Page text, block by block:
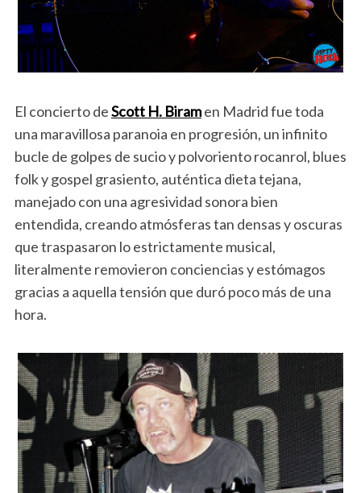
El concierto deScott H. Biramen Madrid fue toda
una maravillosa paranoia en progresión, un infinito
bucle de golpes de sucio y polvoriento rocanrol, blues
folk y gospel grasiento, auténtica dieta tejana,
manejado con una agresividad sonora bien
entendida, creando atmósferas tan densas y oscuras
que traspasaron lo estrictamente musical,
literalmente removieron conciencias y estómagos
gracias a aquella tensión que duró poco más de una
hora.